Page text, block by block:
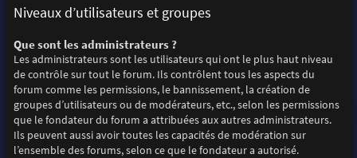
Niveaux d’utilisateurs et groupes
Que sont les administrateurs ?
Les administrateurs sont les utilisateurs qui ont le plus haut niveau
de contrôle sur tout le forum. Ils contrôlent tous les aspects du
forum comme les permissions, le bannissement, la création de
groupes d’utilisateurs ou de modérateurs, etc., selon les permissions
que le fondateur du forum a attribuées aux autres administrateurs.
Ils peuvent aussi avoir toutes les capacités de modération sur
l’ensemble des forums, selon ce que le fondateur a autorisé.